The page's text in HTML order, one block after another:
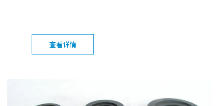
查看详情